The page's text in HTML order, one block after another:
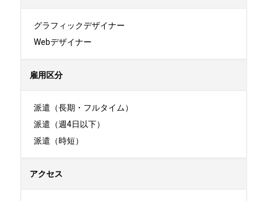
グラフィックデザイナー
Webデザイナー
雇用区分
派遣（長期・フルタイム）
派遣（週4日以下）
派遣（時短）
アクセス